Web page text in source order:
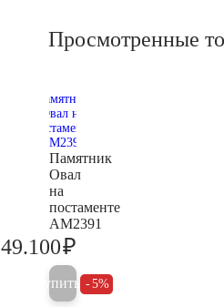
Просмотренные
Памятник
Овал
на
постаменте
AM2391
49.100₽
Купить 5%